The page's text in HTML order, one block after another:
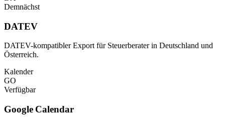
Demnächst
DATEV
DATEV-kompatibler Export für Steuerberater in Deutschland und
Österreich.
Kalender
GO
Verfügbar
Google Calendar